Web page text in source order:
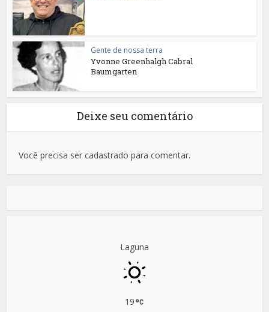
Gente de nossa terra
Yvonne Greenhalgh Cabral
Baumgarten
Deixe seu comentário
Você precisa ser cadastrado para comentar.
Laguna
19